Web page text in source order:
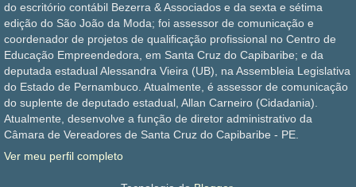
do escritório contábil Bezerra & Associados e da sexta e sétima
edição do São João da Moda; foi assessor de comunicação e
coordenador de projetos de qualificação profissional no Centro de
Educação Empreendedora, em Santa Cruz do Capibaribe; e da
deputada estadual Alessandra Vieira (UB), na Assembleia Legislativa
do Estado de Pernambuco. Atualmente, é assessor de comunicação
do suplente de deputado estadual, Allan Carneiro (Cidadania).
Atualmente, desenvolve a função de diretor administrativo da
Câmara de Vereadores de Santa Cruz do Capibaribe - PE.
Ver meu perfil completo